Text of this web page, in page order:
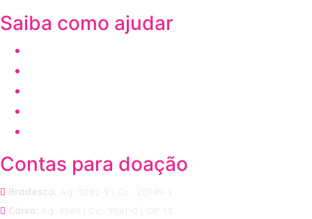
Saiba como ajudar
Contas para doação
Bradesco:
Ag: 3092-9 | Cc.: 20149-9
Caixa:
Ag: 4589 | Cc.: 9561-0 | OP 13